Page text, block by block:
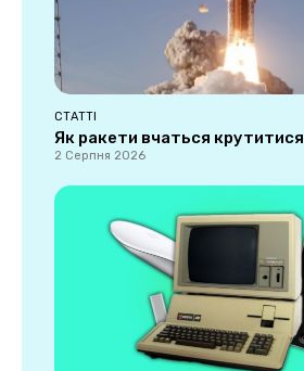
СТАТТІ
Як ракети вчаться крутитися
2 Серпня 2026